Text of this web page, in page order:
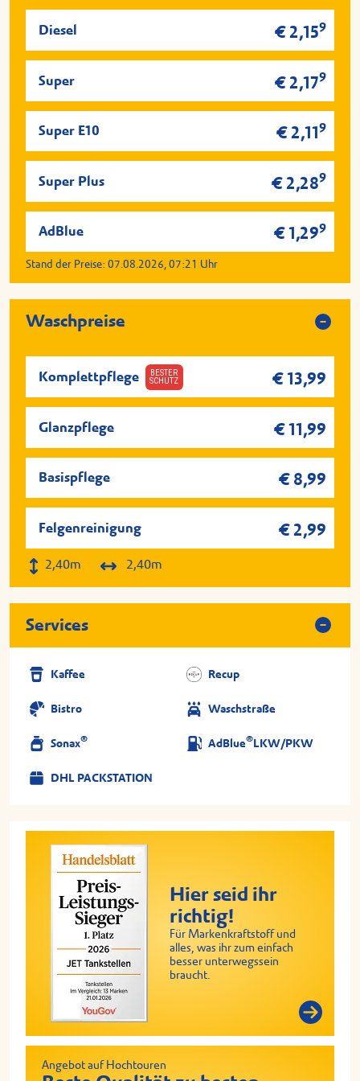
Diesel € 2,159
Super € 2,179
Super E10 € 2,119
Super Plus € 2,289
AdBlue € 1,299
Stand der Preise: 07.08.2026, 07:21 Uhr
Waschpreise
Komplettpflege BESTER
SCHUTZ € 13,99
Glanzpflege € 11,99
Basispflege € 8,99
Felgenreinigung € 2,99
2,40m 2,40m
Services
Kaffee Recup
Bistro Waschstraße
Sonax® AdBlue®LKW/PKW
DHL PACKSTATION
Hier seid ihr
richtig!
Für Markenkraftstoff und
alles, was ihr zum einfach
besser unterwegssein
braucht.
Angebot auf Hochtouren